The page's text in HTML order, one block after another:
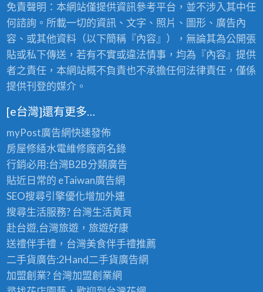
免責聲明：本網站僅提供資訊參考平台，並不涉入其中任
何諮詢。所載一切的資訊、文字、照片、圖形、廣告內
容、或其他資料（以下簡稱『內容』），無論其為公開張
貼或私下傳送，若有不實或違法情事，均為『內容』提供
者之責任，本網站概不負責也不承擔任何法律責任，僅係
提供刊登的媒介。
[e台灣]還有更多…
myPost廣告網快速發佈
房屋修繕水電維修廠商名錄
行銷必用:台灣B2B分類廣告
貼近日常的 eTaiwan廣告網
SEO搜尋引擎優化增加外連
搜尋生活服務? 台灣生活黃頁
赴台遊,台灣旅遊，旅遊好康
送禮伴手禮，台灣美食伴手禮推薦
二手貨廣告:2Hand二手貨廣告網
加盟創業? 台灣加盟創業網